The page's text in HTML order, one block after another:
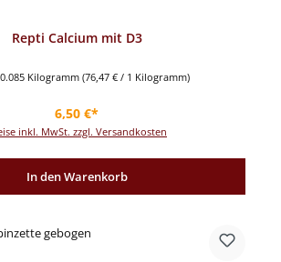
Repti Calcium mit D3
0.085 Kilogramm (76,47 € / 1 Kilogramm)
Regulärer Preis:
6,50 €*
inkl. MwSt. zzgl. Versandkosten
In den Warenkorb